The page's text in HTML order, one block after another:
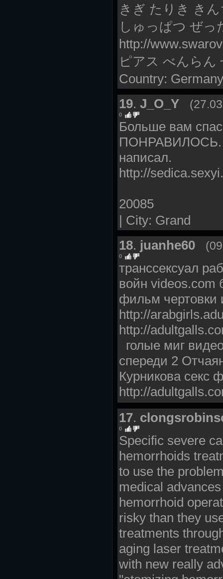
きぎ たりき き
しゅっぱつ ぜっ
http://
ピアス べんらん
Country:
19. J_O_Y
0
Больше вам
ПОНРАВИЛОСЬ.
написал.
http://
20085
| City: Grand
18. juanhe60
0
транссексуал
войн videos.com
фильм чертовки
http://
http://
голые миг
спереди 2
Курникова секс
http://
17.
0
Specific severe
hemorrhoids
to use the
medical
hemorrhoid
risky than they
treatments
aging laser
with new really